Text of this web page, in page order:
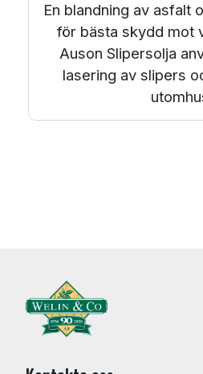
En blandning av asfalt
för bästa skydd mot
Auson Slipersolja
lasering av slipers